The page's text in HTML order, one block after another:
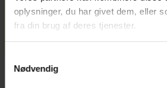
oplysninger, du har givet dem, eller
fra din brug af deres tjenester.
Nødvendig